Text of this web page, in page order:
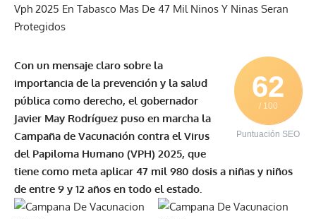
62
/ 100
Puntuación SEO
Con un mensaje claro sobre la
importancia de la prevención y la salud
pública como derecho, el gobernador
Javier May Rodríguez puso en marcha la
Campaña de Vacunación contra el Virus
del Papiloma Humano (VPH) 2025, que
tiene como meta aplicar 47 mil 980 dosis a niñas y niños
de entre 9 y 12 años en todo el estado.